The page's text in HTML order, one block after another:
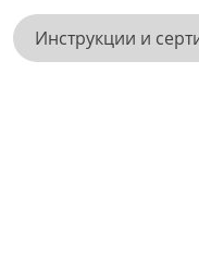
Инструкции и